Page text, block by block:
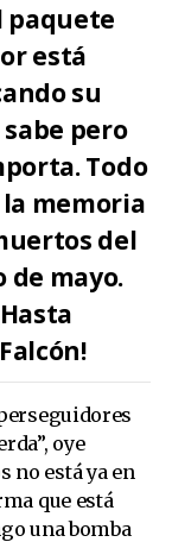
paquete
está
su
pero
Todo
memoria
del
de mayo.
oye
no está ya en
que está
una bomba